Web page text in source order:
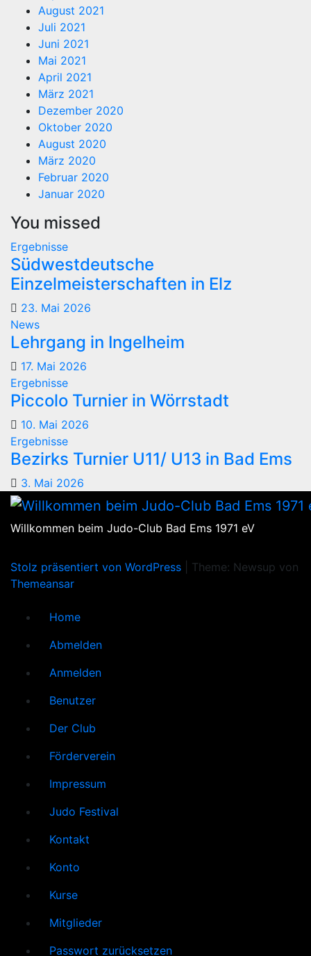
August 2021
Juli 2021
Juni 2021
Mai 2021
April 2021
März 2021
Dezember 2020
Oktober 2020
August 2020
März 2020
Februar 2020
Januar 2020
You missed
Ergebnisse
Südwestdeutsche
Einzelmeisterschaften in Elz
23. Mai 2026
News
Lehrgang in Ingelheim
17. Mai 2026
Ergebnisse
Piccolo Turnier in Wörrstadt
10. Mai 2026
Ergebnisse
Bezirks Turnier U11/ U13 in Bad Ems
3. Mai 2026
Willkommen beim Judo-Club Bad Ems 1971 eV
Stolz präsentiert von WordPress
Theme: Newsup von
Themeansar
Home
Abmelden
Anmelden
Benutzer
Der Club
Förderverein
Impressum
Judo Festival
Kontakt
Konto
Kurse
Mitglieder
Passwort zurücksetzen